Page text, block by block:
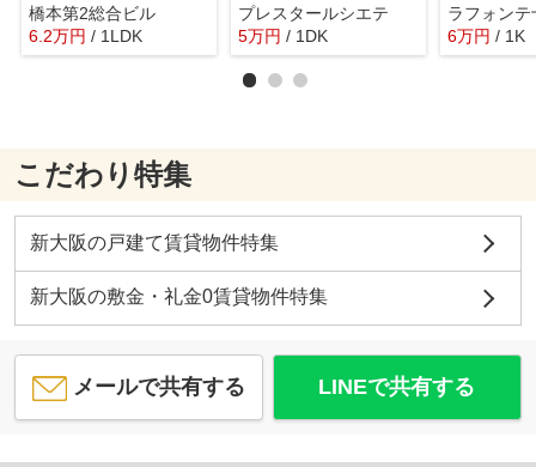
橋本第2総合ビル
6.2万円 / 1LDK
プレスタールシエテ
5万円 / 1DK
ラフォンテ
6万円 / 1K
こだわり特集
新大阪の戸建て賃貸物件特集
新大阪の敷金・礼金0賃貸物件特集
メールで共有する LINEで共有する